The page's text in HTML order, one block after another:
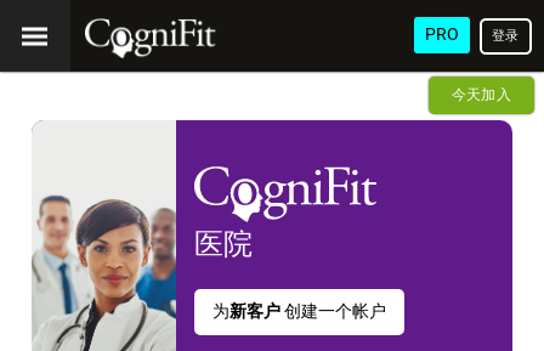
PRO 登录
今天加入
医院
为新客户创建一个帐户